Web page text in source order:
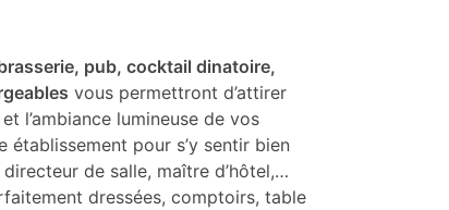
pub, cocktail dinatoire,
vous permettront d’attirer
l’ambiance lumineuse de vos
pour s’y sentir bien
de salle, maître d’hôtel,…
dressées, comptoirs, table